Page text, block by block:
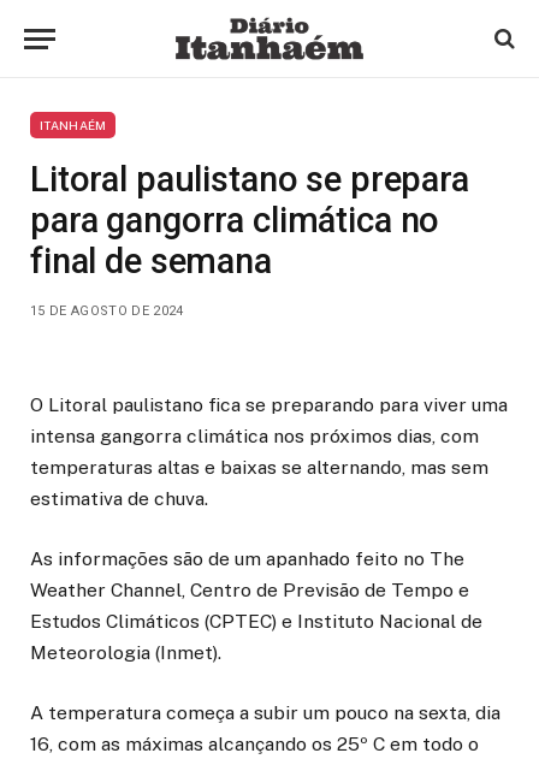
ITANHAÉM
Litoral paulistano se prepara
para gangorra climática no
final de semana
15 DE AGOSTO DE 2024
O Litoral paulistano fica se preparando para viver uma
intensa gangorra climática nos próximos dias, com
temperaturas altas e baixas se alternando, mas sem
estimativa de chuva.
As informações são de um apanhado feito no The
Weather Channel, Centro de Previsão de Tempo e
Estudos Climáticos (CPTEC) e Instituto Nacional de
Meteorologia (Inmet).
A temperatura começa a subir um pouco na sexta, dia
16, com as máximas alcançando os 25º C em todo o